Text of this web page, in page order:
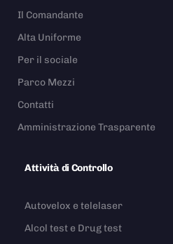
Il Comandante
Alta Uniforme
Per il sociale
Parco Mezzi
Contatti
Amministrazione Trasparente
Attività di Controllo
Autovelox e telelaser
Alcol test e Drug test